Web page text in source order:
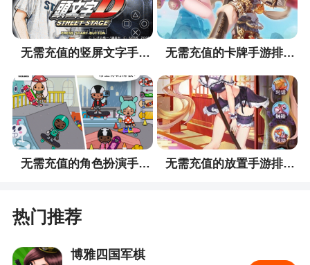
无需充值的竖屏文字手游排行榜 无需充值的卡牌手游排行榜
无需充值的角色扮演手游排行榜 无需充值的放置手游排行榜
热门推荐
博雅四国军棋